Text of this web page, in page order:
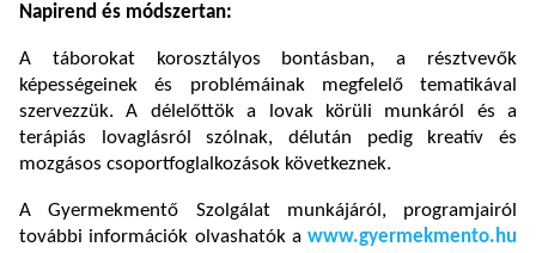
Napirend és módszertan:
A táborokat korosztályos bontásban, a résztvevők
képességeinek és problémáinak megfelelő tematikával
szervezzük. A délelőttök a lovak körüli munkáról és a
terápiás lovaglásról szólnak, délután pedig kreatív és
mozgásos csoportfoglalkozások következnek.
A Gyermekmentő Szolgálat munkájáról, programjairól
további információk olvashatók a www.gyermekmento.hu